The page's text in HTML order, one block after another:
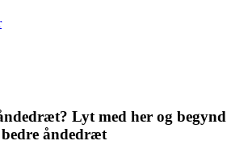
Lyt med her og begynd
åndedræt